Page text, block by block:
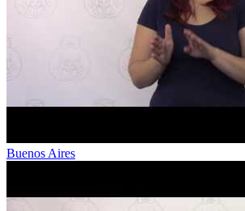
Buenos Aires